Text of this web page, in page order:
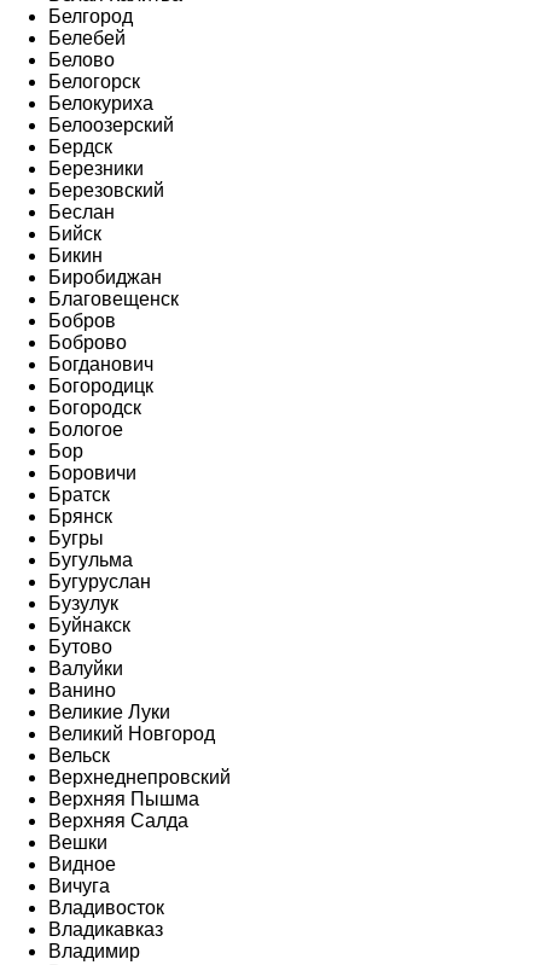
Белгород
Белебей
Белово
Белогорск
Белокуриха
Белоозерский
Бердск
Березники
Березовский
Беслан
Бийск
Бикин
Биробиджан
Благовещенск
Бобров
Боброво
Богданович
Богородицк
Богородск
Бологое
Бор
Боровичи
Братск
Брянск
Бугры
Бугульма
Бугуруслан
Бузулук
Буйнакск
Бутово
Валуйки
Ванино
Великие Луки
Великий Новгород
Вельск
Верхнеднепровский
Верхняя Пышма
Верхняя Салда
Вешки
Видное
Вичуга
Владивосток
Владикавказ
Владимир